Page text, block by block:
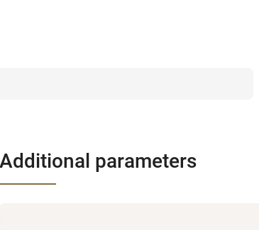
Additional parameters